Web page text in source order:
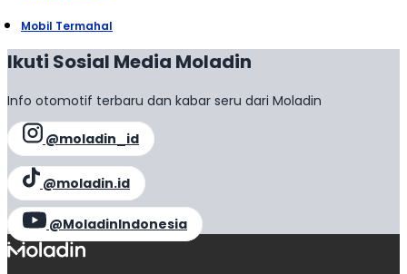
Mobil Termahal
Ikuti Sosial Media Moladin
Info otomotif terbaru dan kabar seru dari Moladin
@moladin_id
@moladin.id
@MoladinIndonesia